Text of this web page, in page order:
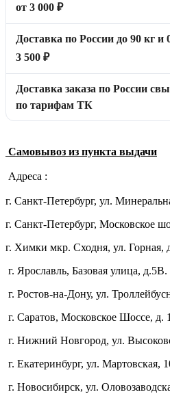
от 3 000 ₽
Доставка по России до 90 кг и
3 500 ₽
Доставка заказа по России
по тарифам ТК
Самовывоз из пункта выдачи
Адреса :
г. Санкт-Петербург, ул.
г. Санкт-Петербург, Московское
г. Химки мкр. Сходня, ул. Горная,
г. Ярославль, Базовая улица, д.5В.
г. Ростов-на-Дону, ул.
г. Саратов, Московское Шоссе, д.
г. Нижний Новгород, ул.
г. Екатеринбург, ул. Мартовская,
г. Новосибирск, ул.